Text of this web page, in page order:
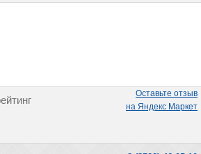
Оставьте отзыв
на Яндекс Маркет